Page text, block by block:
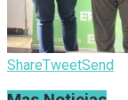
ShareTweetSend